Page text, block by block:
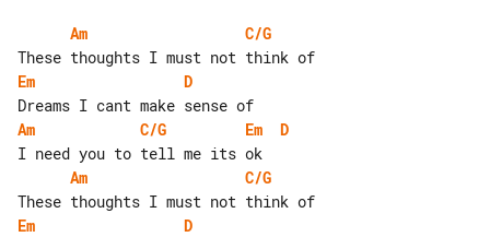
Am
C/G
Em
D
Am
C/G Em
D
Am
C/G
Em
D